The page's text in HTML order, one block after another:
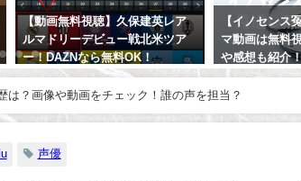
【動画無料視聴】久保建英レア
ルマドリーデビュー戦北米ツア
ー！DAZNなら無料OK！
【イノセンス
マ動画は無料
や感想も紹介
は？画像や動画をチェック！誰の声を担当？
声優